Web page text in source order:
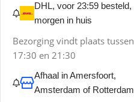
DHL, voor 23:59 besteld,
morgen in huis
Bezorging vindt plaats tussen
17:30 en 21:30
Afhaal in Amersfoort,
Amsterdam of Rotterdam